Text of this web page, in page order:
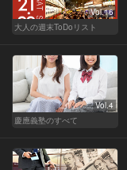
Vol.16
大人の週末ToDoリスト
Vol.4
慶應義塾のすべて